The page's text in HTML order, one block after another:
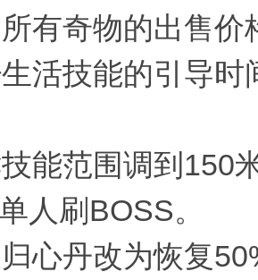
有奇物的出售
活技能的引导
能范围调到150
人刷BOSS。
心丹改为恢复